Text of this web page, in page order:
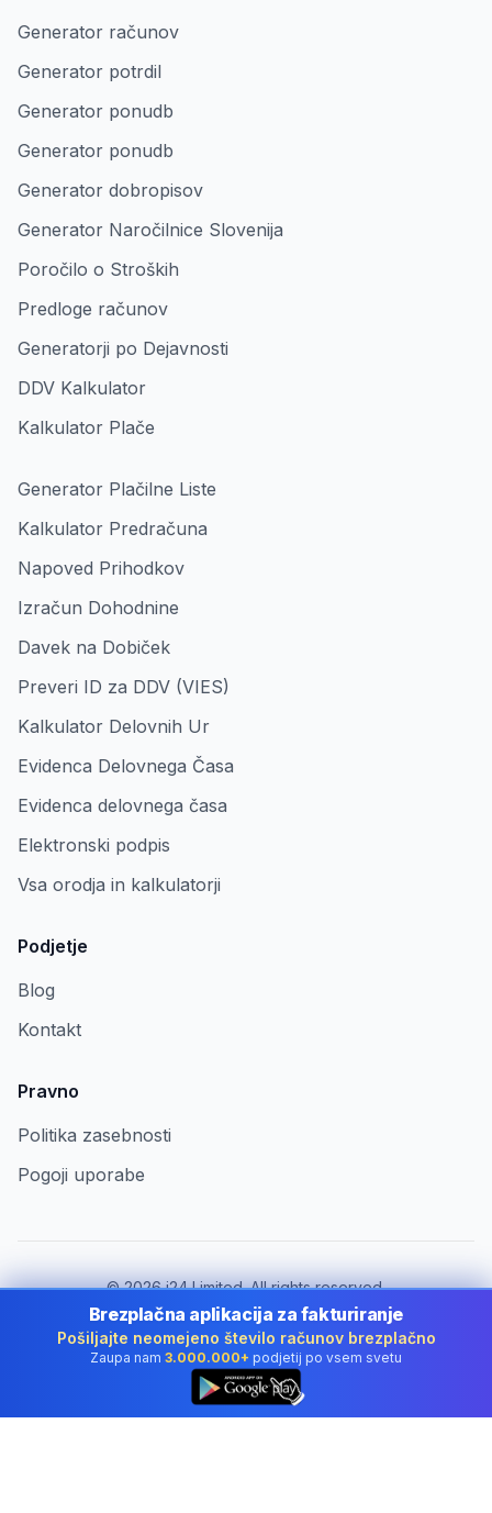
Generator računov
Generator potrdil
Generator ponudb
Generator ponudb
Generator dobropisov
Generator Naročilnice Slovenija
Poročilo o Stroških
Predloge računov
Generatorji po Dejavnosti
DDV Kalkulator
Kalkulator Plače
Generator Plačilne Liste
Kalkulator Predračuna
Napoved Prihodkov
Izračun Dohodnine
Davek na Dobiček
Preveri ID za DDV (VIES)
Kalkulator Delovnih Ur
Evidenca Delovnega Časa
Evidenca delovnega časa
Elektronski podpis
Vsa orodja in kalkulatorji
Podjetje
Blog
Kontakt
Pravno
Politika zasebnosti
Pogoji uporabe
©2026i24 Limited. All rights reserved.
Za podjetja v Slovenia
Spremeni državo:
Slovenia
Brezplačna aplikacija za fakturiranje
Pošiljajte neomejeno število računov brezplačno
Zaupa nam 3.000.000+ podjetij po vsem svetu
👆